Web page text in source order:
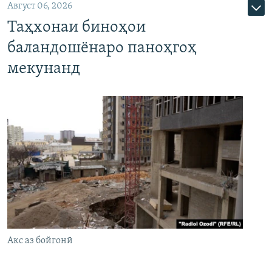
Август 06, 2026
Таҳхонаи биноҳои
баландошёнаро паноҳгоҳ
мекунанд
Акс аз бойгонӣ